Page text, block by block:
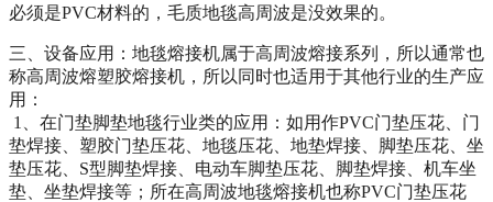
必须是PVC材料的，毛质地毯高周波是没效果的。
三、设备应用：地毯熔接机属于高周波熔接系列，所以通常也
称高周波熔塑胶熔接机，所以同时也适用于其他行业的生产应
用：
1、在门垫脚垫地毯行业类的应用：如用作PVC门垫压花、门
垫焊接、塑胶门垫压花、地毯压花、地垫焊接、脚垫压花、坐
垫压花、S型脚垫焊接、电动车脚垫压花、脚垫焊接、机车坐
垫、坐垫焊接等；所在高周波地毯熔接机也称PVC门垫压花